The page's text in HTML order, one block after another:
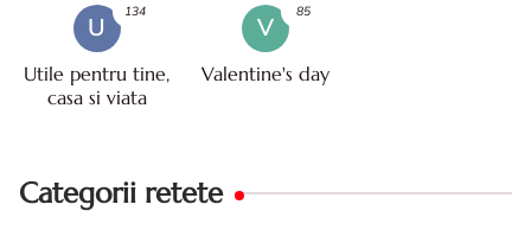
U
Utile pentru tine,
casa si viata
134
V
Valentine's day
85
Categorii retete